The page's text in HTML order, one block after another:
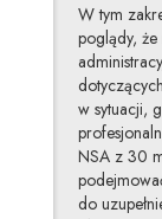
W tym
poglądy,
w sytuacji,
NSA z 30
do